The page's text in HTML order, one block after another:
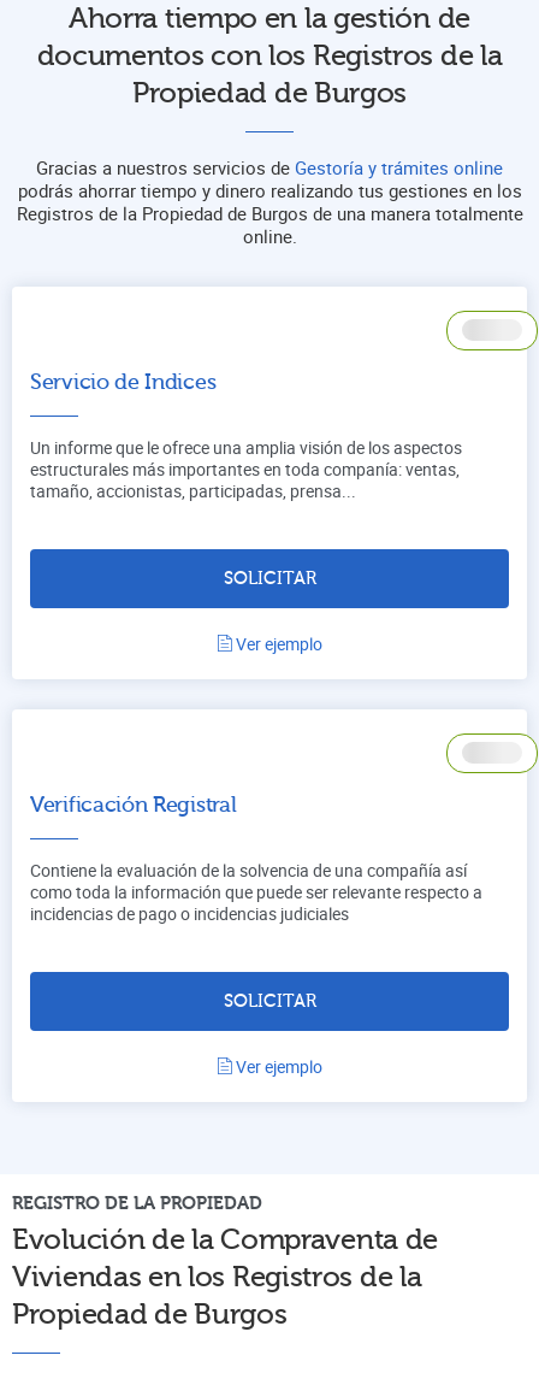
Ahorra tiempo en la gestión de
documentos con los Registros de la
Propiedad de Burgos
Gracias a nuestros servicios de Gestoría y trámites online
podrás ahorrar tiempo y dinero realizando tus gestiones en los
Registros de la Propiedad de Burgos de una manera totalmente
online.
Servicio de Indices
Un informe que le ofrece una amplia visión de los aspectos
estructurales más importantes en toda companía: ventas,
tamaño, accionistas, participadas, prensa...
SOLICITAR
Ver ejemplo
Verificación Registral
Contiene la evaluación de la solvencia de una compañía así
como toda la información que puede ser relevante respecto a
incidencias de pago o incidencias judiciales
SOLICITAR
Ver ejemplo
REGISTRO DE LA PROPIEDAD
Evolución de la Compraventa de
Viviendas en los Registros de la
Propiedad de Burgos